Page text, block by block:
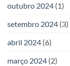
outubro 2024 (1)
setembro 2024 (3)
abril 2024 (6)
março 2024 (2)